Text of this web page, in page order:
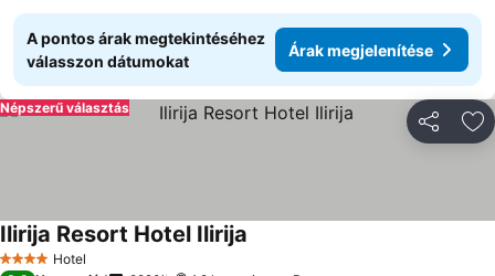
A pontos árak megtekintéséhez
válasszon dátumokat
Árak megjelenítése
Népszerű választás
4 KategóriaHotel
Ilirija Resort Hotel Ilirija